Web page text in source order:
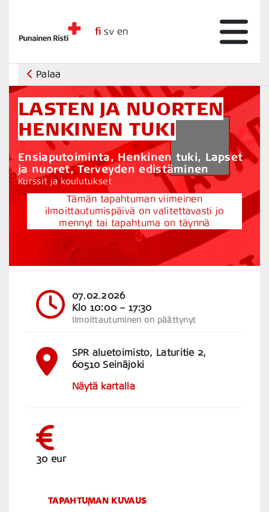
fi sv en
Palaa
LASTEN JA NUORTEN
HENKINEN TUKI
Ensiaputoiminta, Henkinen tuki, Lapset
ja nuoret, Terveyden edistäminen
Kurssit ja koulutukset
Tämän tapahtuman viimeinen
ilmoittautumispäivä on valitettavasti jo
mennyt tai tapahtuma on täynnä
07.02.2026
Klo 10:00 – 17:30
Ilmoittautuminen on päättynyt
SPR aluetoimisto, Laturitie 2,
60510 Seinäjoki
Näytä kartalla
30 eur
TAPAHTUMAN KUVAUS